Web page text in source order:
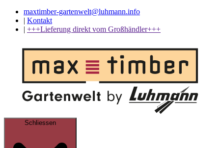
maxtimber-gartenwelt@luhmann.info
| Kontakt
| +++Lieferung direkt vom Großhändler+++
Schliessen